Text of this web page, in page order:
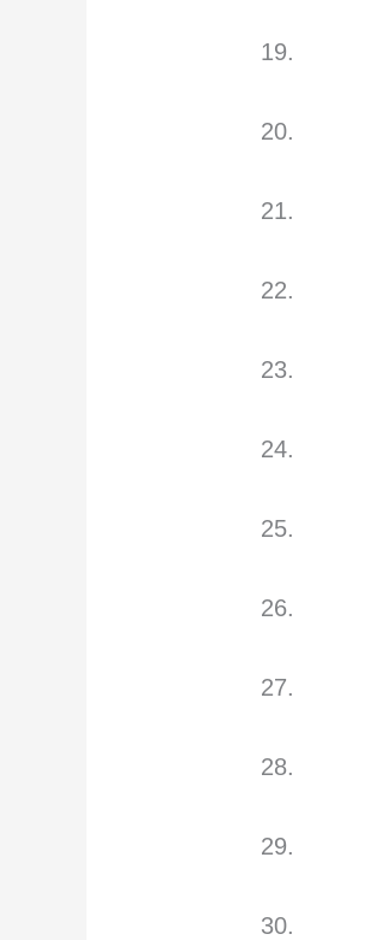
19.
20.
21.
22.
23.
24.
25.
26.
27.
28.
29.
30.